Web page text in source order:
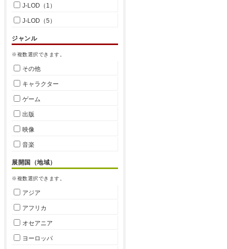
J-LOD（1）
J-LOD（5）
ジャンル
※複数選択できます。
その他
キャラクター
ゲーム
出版
映像
音楽
展開国（地域）
※複数選択できます。
アジア
アフリカ
オセアニア
ヨーロッパ